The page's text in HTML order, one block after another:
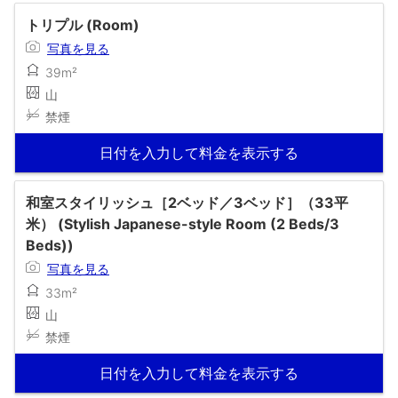
トリプル (Room)
写真を見る
39m²
山
禁煙
日付を入力して料金を表示する
和室スタイリッシュ［2ベッド／3ベッド］（33平
米） (Stylish Japanese-style Room (2 Beds/3
Beds))
写真を見る
33m²
山
禁煙
日付を入力して料金を表示する